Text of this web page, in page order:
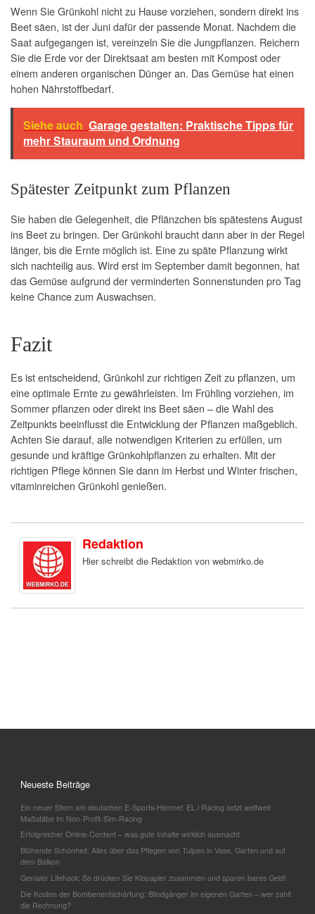
Wenn Sie Grünkohl nicht zu Hause vorziehen, sondern direkt ins
Beet säen, ist der Juni dafür der passende Monat. Nachdem die
Saat aufgegangen ist, vereinzeln Sie die Jungpflanzen. Reichern
Sie die Erde vor der Direktsaat am besten mit Kompost oder
einem anderen organischen Dünger an. Das Gemüse hat einen
hohen Nährstoffbedarf.
Siehe auch Garage gestalten: Praktische Tipps für
mehr Stauraum und Ordnung
Spätester Zeitpunkt zum Pflanzen
Sie haben die Gelegenheit, die Pflänzchen bis spätestens August
ins Beet zu bringen. Der Grünkohl braucht dann aber in der Regel
länger, bis die Ernte möglich ist. Eine zu späte Pflanzung wirkt
sich nachteilig aus. Wird erst im September damit begonnen, hat
das Gemüse aufgrund der verminderten Sonnenstunden pro Tag
keine Chance zum Auswachsen.
Fazit
Es ist entscheidend, Grünkohl zur richtigen Zeit zu pflanzen, um
eine optimale Ernte zu gewährleisten. Im Frühling vorziehen, im
Sommer pflanzen oder direkt ins Beet säen – die Wahl des
Zeitpunkts beeinflusst die Entwicklung der Pflanzen maßgeblich.
Achten Sie darauf, alle notwendigen Kriterien zu erfüllen, um
gesunde und kräftige Grünkohlpflanzen zu erhalten. Mit der
richtigen Pflege können Sie dann im Herbst und Winter frischen,
vitaminreichen Grünkohl genießen.
Redaktion
Hier schreibt die Redaktion von webmirko.de
Neueste Beiträge
Ein neuer Stern am deutschen E-Sports-Himmel: EL.i Racing setzt weltweit
Maßstäbe im Non-Profit-Sim-Racing
Erfolgreicher Online-Content – was gute Inhalte wirklich ausmacht
Blühende Schönheit: Alles über das Pflegen von Tulpen in Vase, Garten und auf
dem Balkon
Genialer Lifehack: So drücken Sie Klopapier zusammen und sparen bares Geld!
Die Kosten der Bombenentschärfung: Blindgänger im eigenen Garten – wer zahlt
die Rechnung?